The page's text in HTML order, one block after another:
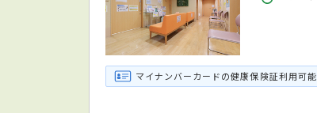
マイナンバーカードの健康保険証利用可能